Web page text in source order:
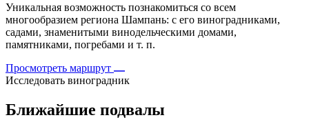
Уникальная возможность познакомиться со всем
многообразием региона Шампань: с его виноградниками,
садами, знаменитыми винодельческими домами,
памятниками, погребами и т. п.
Просмотреть маршрут
Исследовать виноградник
Ближайшие подвалы